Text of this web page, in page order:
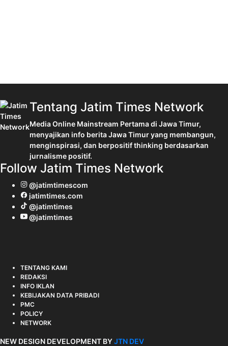
Tentang Jatim Times Network
Media Online Mainstream Pertama di Jawa Timur,
menyajikan info berita Jawa Timur yang membangun,
menginspirasi, dan berpositif thinking berdasarkan
jurnalisme positif.
Follow Jatim Times Network
@jatimtimescom
jatimtimes.com
@jatimtimes
@jatimtimes
TENTANG KAMI
REDAKSI
INFO IKLAN
KEBIJAKAN DATA PRIBADI
PMC
POLICY
NETWORK
NEW DESIGN DEVELOPMENT BYJTN DEV